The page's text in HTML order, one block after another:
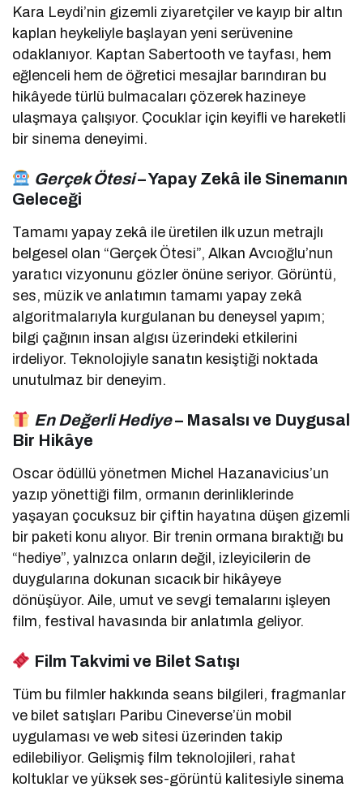
Kara Leydi’nin gizemli ziyaretçiler ve kayıp bir altın
kaplan heykeliyle başlayan yeni serüvenine
odaklanıyor. Kaptan Sabertooth ve tayfası, hem
eğlenceli hem de öğretici mesajlar barındıran bu
hikâyede türlü bulmacaları çözerek hazineye
ulaşmaya çalışıyor. Çocuklar için keyifli ve hareketli
bir sinema deneyimi.
Gerçek Ötesi– Yapay Zekâ ile Sinemanın
Geleceği
Tamamı yapay zekâ ile üretilen ilk uzun metrajlı
belgesel olan “Gerçek Ötesi”, Alkan Avcıoğlu’nun
yaratıcı vizyonunu gözler önüne seriyor. Görüntü,
ses, müzik ve anlatımın tamamı yapay zekâ
algoritmalarıyla kurgulanan bu deneysel yapım;
bilgi çağının insan algısı üzerindeki etkilerini
irdeliyor. Teknolojiyle sanatın kesiştiği noktada
unutulmaz bir deneyim.
En Değerli Hediye– Masalsı ve Duygusal
Bir Hikâye
Oscar ödüllü yönetmen Michel Hazanavicius’un
yazıp yönettiği film, ormanın derinliklerinde
yaşayan çocuksuz bir çiftin hayatına düşen gizemli
bir paketi konu alıyor. Bir trenin ormana bıraktığı bu
“hediye”, yalnızca onların değil, izleyicilerin de
duygularına dokunan sıcacık bir hikâyeye
dönüşüyor. Aile, umut ve sevgi temalarını işleyen
film, festival havasında bir anlatımla geliyor.
Film Takvimi ve Bilet Satışı
Tüm bu filmler hakkında seans bilgileri, fragmanlar
ve bilet satışları Paribu Cineverse’ün mobil
uygulaması ve web sitesi üzerinden takip
edilebiliyor. Gelişmiş film teknolojileri, rahat
koltuklar ve yüksek ses-görüntü kalitesiyle sinema